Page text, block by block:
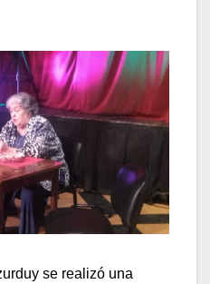
se realizó una